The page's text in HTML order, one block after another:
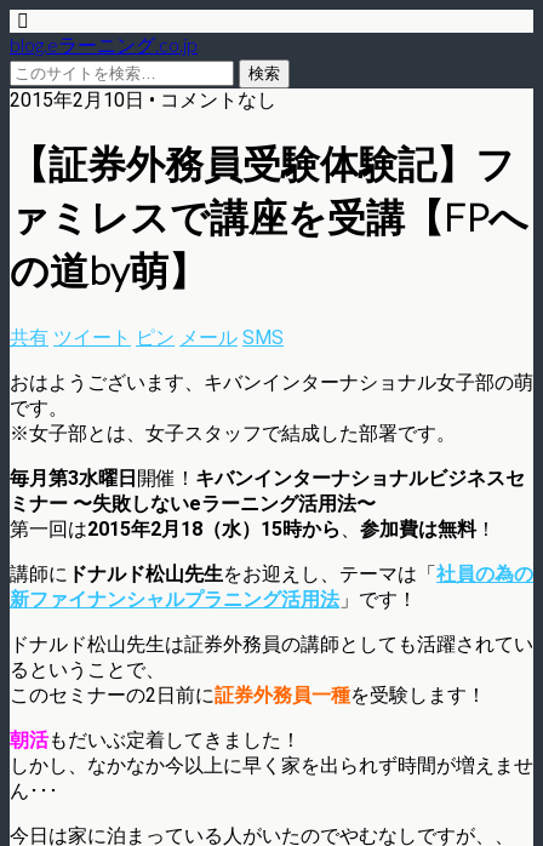
blog.eラーニング.co.jp
2015年2月10日 • コメントなし
【証券外務員受験体験記】フ
ァミレスで講座を受講【FPへ
の道by萌】
共有 ツイート ピン メール SMS
おはようございます、キバンインターナショナル女子部の萌
です。
※女子部とは、女子スタッフで結成した部署です。
毎月第3水曜日開催！ キバンインターナショナルビジネスセ
ミナー 〜失敗しないeラーニング活用法〜
第一回は2015年2月18（水）15時から 、 参加費は無料！
講師に ドナルド松山先生をお迎えし、テーマは「社員の為の
新ファイナンシャルプラニング活用法」です！
ドナルド松山先生は証券外務員の講師としても活躍されてい
るということで、
このセミナーの2日前に証券外務員一種を受験します！
朝活もだいぶ定着してきました！
しかし、なかなか今以上に早く家を出られず時間が増えませ
ん･･･
今日は家に泊まっている人がいたのでやむなしですが、、